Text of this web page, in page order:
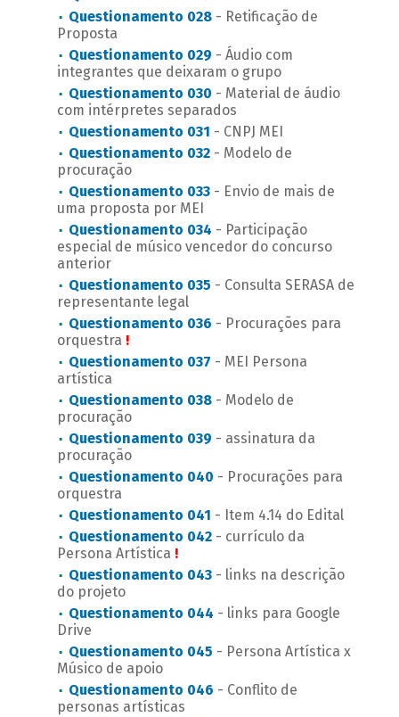
Questionamento 028 - Retificação de
Proposta
Questionamento 029 - Áudio com
integrantes que deixaram o grupo
Questionamento 030 - Material de áudio
com intérpretes separados
Questionamento 031 - CNPJ MEI
Questionamento 032 - Modelo de
procuração
Questionamento 033 - Envio de mais de
uma proposta por MEI
Questionamento 034 - Participação
especial de músico vencedor do concurso
anterior
Questionamento 035 - Consulta SERASA de
representante legal
Questionamento 036 - Procurações para
orquestra !
Questionamento 037 - MEI Persona
artística
Questionamento 038 - Modelo de
procuração
Questionamento 039 - assinatura da
procuração
Questionamento 040 - Procurações para
orquestra
Questionamento 041 - Item 4.14 do Edital
Questionamento 042 - currículo da
Persona Artística !
Questionamento 043 - links na descrição
do projeto
Questionamento 044 - links para Google
Drive
Questionamento 045 - Persona Artística x
Músico de apoio
Questionamento 046 - Conflito de
personas artísticas